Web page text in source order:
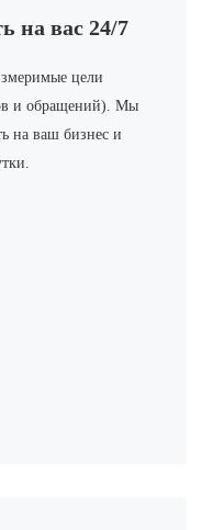
на вас 24/7
цели
и обращений). Мы
на ваш бизнес и